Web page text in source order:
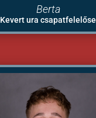
Berta
Kevert ura csapatfelelőse